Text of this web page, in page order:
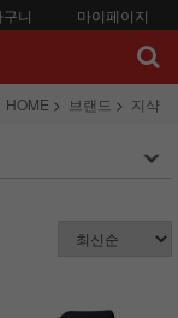
니 마이페이지
HOME 브랜드 지샥